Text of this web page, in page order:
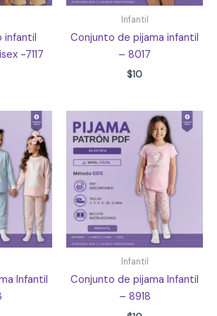
infantil
-7117
Infantil
Conjunto de pijama infantil
– 8017
$10
Infantil
Infantil
Conjunto de pijama Infantil
– 8918